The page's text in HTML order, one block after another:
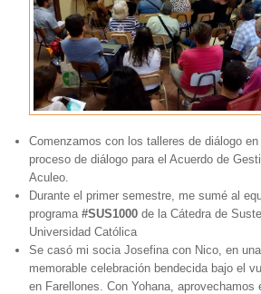
Comenzamos con los talleres de diálogo
proceso de diálogo para el Acuerdo de
Aculeo.
Durante el primer semestre, me sumé al
programa #SUS1000 de la Cátedra de
Universidad Católica
Se casó mi socia Josefina con Nico, en
memorable celebración bendecida bajo el
en Farellones. Con Yohana, aprovechamos